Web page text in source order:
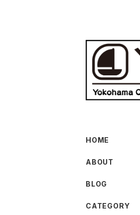
HOME
ABOUT
BLOG
CATEGORY